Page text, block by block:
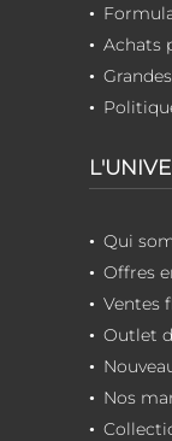
Achats
Qui
Offres
Ventes
Outlet
Nos